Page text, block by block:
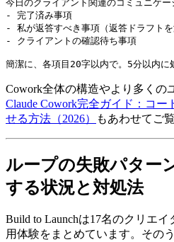
今日のクライアント関連のコミュニケ
- 完了済み事項
- 私が返答すべき事項（返答ドラフトを
- クライアントの確認待ち事項
Cowork全体の構造やより多くの
Claude Cowork完全ガイド：コ
せる方法（2026）
もあわせてご
ループの失敗パター
する状況と対処法
Build to Launchは17名のクリエ
用体験をまとめています。その